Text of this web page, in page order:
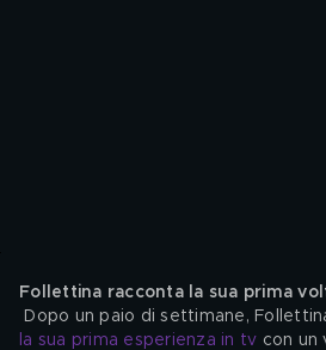
​Follettina racconta la sua prima
Dopo un paio di settimane,
la sua prima esperienza in tv con un